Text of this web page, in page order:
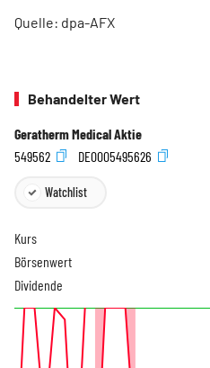
Quelle: dpa-AFX
Behandelter Wert
Geratherm Medical Aktie
549562
DE0005495626
Watchlist
Kurs
Börsenwert
Dividende